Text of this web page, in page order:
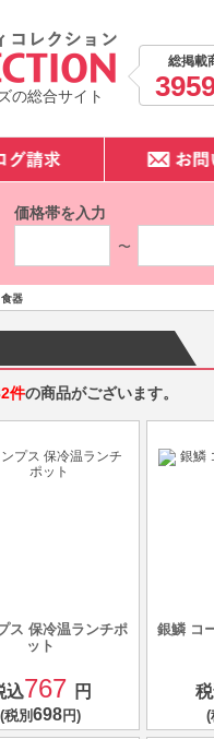
の総合サイト
総掲載
価格帯を入力
〜
食器
件の商品がございます。
ス 保冷温ランチポ
ット
込767 円
(税別698円)
銀鱗 コ
(